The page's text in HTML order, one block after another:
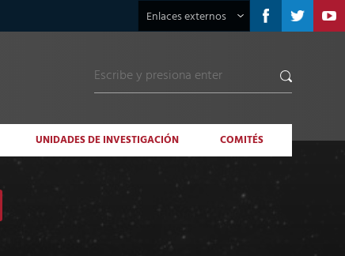
Enlaces externos
UNIDADES DE INVESTIGACIÓN COMITÉS